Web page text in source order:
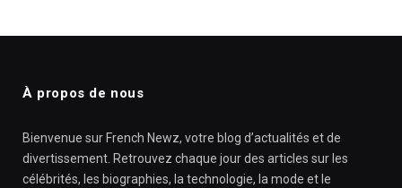
À propos de nous
Bienvenue sur French Newz, votre blog d’actualités et de
divertissement. Retrouvez chaque jour des articles sur les
célébrités, les biographies, la technologie, la mode et le